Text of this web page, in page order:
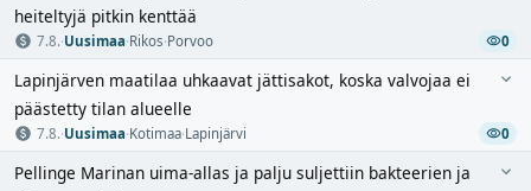
heiteltyjä pitkin kenttää
7.8.·Uusimaa·Rikos·Porvoo 0
Lapinjärven maatilaa uhkaavat jättisakot, koska valvojaa ei
päästetty tilan alueelle
7.8.·Uusimaa·Kotimaa·Lapinjärvi 0
Pellinge Marinan uima-allas ja palju suljettiin bakteerien ja